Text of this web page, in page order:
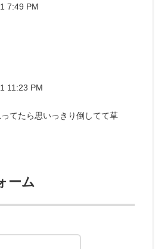
7:49 PM
11:23 PM
てたら思いっきり倒してて草
ーム